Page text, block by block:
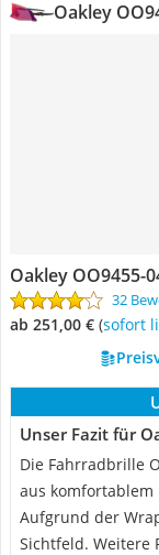
Oakley
Oakley OO9455-
32
ab 251,00 € ( Sofort
Unser Fazit für
Die Fahrradbrille
aus
Aufgrund der
Sichtfeld. Weitere